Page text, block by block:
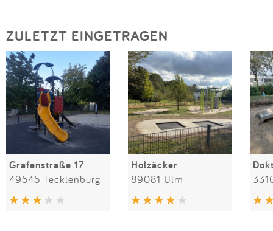
ZULETZT EINGETRAGEN
Grafenstraße 17
49545 Tecklenburg
Holzäcker
89081 Ulm